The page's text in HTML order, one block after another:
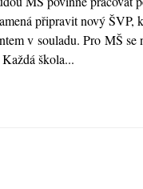
připravit nový ŠVP,
v souladu. Pro MŠ se
škola...